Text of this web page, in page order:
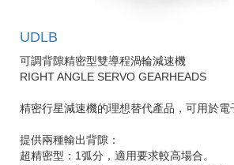
UDLB
可調背隙精密型雙導程渦輪減速機
RIGHT ANGLE SERVO GEARHEADS
精密行星減速機的理想替代產品，可用於電子、
提供兩種輸出背隙：
超精密型：1弧分，適用要求較高場合。